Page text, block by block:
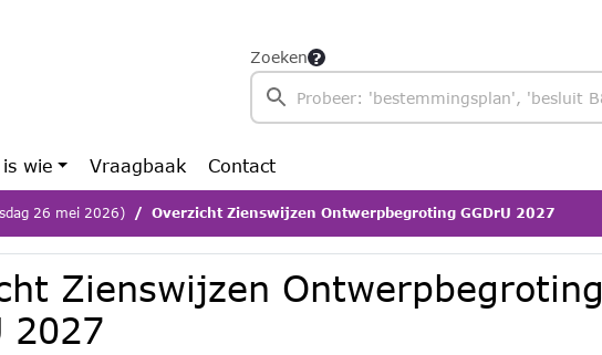
Zoeken
wie Vraagbaak Contact
26 mei 2026) Overzicht Zienswijzen Ontwerpbegroting GGDrU 2027
Zienswijzen Ontwerpbegroting
2027